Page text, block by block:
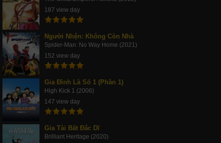
187 view day
Người Nhện: Không Còn Nhà
Spider-Man: No Way Home (2021)
152 view day
Gia Đình Là Số 1 (Phần 1)
High Kick 1 (2006)
147 view day
Gia Tài Bất Đắc Dĩ
Brilliant Heritage (2020)